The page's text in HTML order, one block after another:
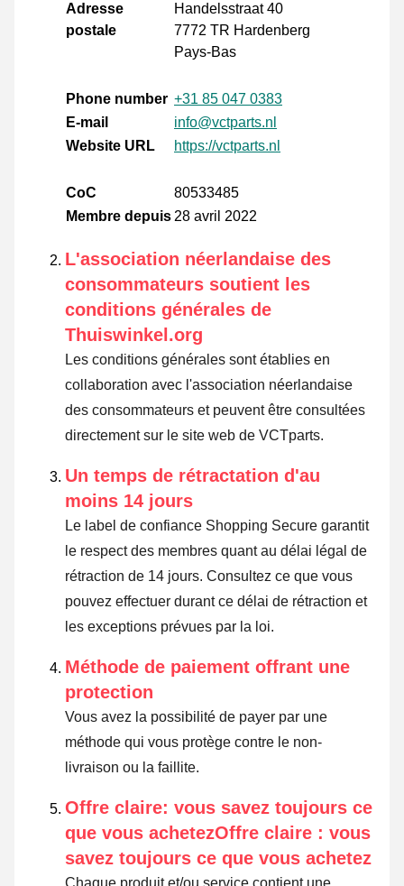
Adresse
postale
Handelsstraat 40
7772 TR Hardenberg
Pays-Bas
Phone number +31 85 047 0383
E-mail
info@vctparts.nl
Website URL
https://vctparts.nl
CoC
80533485
Membre depuis 28 avril 2022
L'association néerlandaise des
consommateurs soutient les
conditions générales de
Thuiswinkel.org
Les conditions générales sont établies en
collaboration avec l'association néerlandaise
des consommateurs et peuvent être consultées
directement sur le site web de VCTparts.
Un temps de rétractation d'au
moins 14 jours
Le label de confiance Shopping Secure garantit
le respect des membres quant au délai légal de
rétraction de 14 jours. Consultez ce que vous
pouvez effectuer durant ce délai de rétraction et
les exceptions prévues par la loi.
Méthode de paiement offrant une
protection
Vous avez la possibilité de payer par une
méthode qui vous protège contre le non-
livraison ou la faillite.
Offre claire: vous savez toujours ce
que vous achetezOffre claire : vous
savez toujours ce que vous achetez
Chaque produit et/ou service contient une